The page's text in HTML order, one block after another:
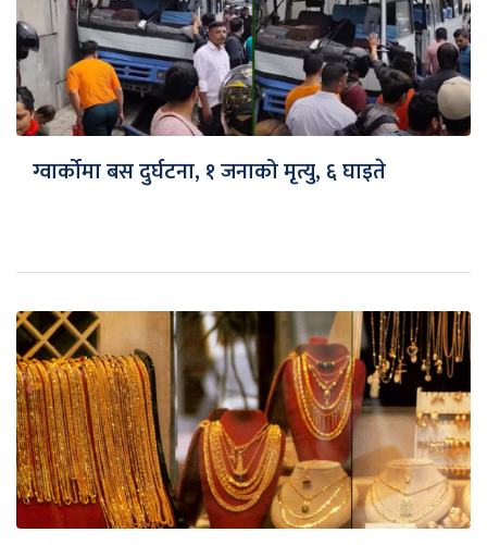
ग्वार्कोमा बस दुर्घटना, १ जनाको मृत्यु, ६ घाइते